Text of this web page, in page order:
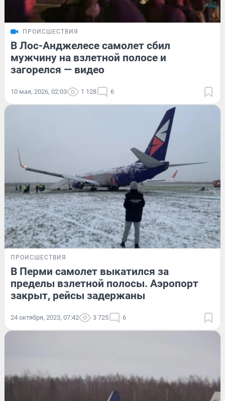
ПРОИСШЕСТВИЯ
В Лос-Анджелесе самолет сбил
мужчину на взлетной полосе и
загорелся — видео
10 мая, 2026, 02:03 1 128 6
ПРОИСШЕСТВИЯ
В Перми самолет выкатился за
пределы взлетной полосы. Аэропорт
закрыт, рейсы задержаны
24 октября, 2023, 07:42 3 725 6